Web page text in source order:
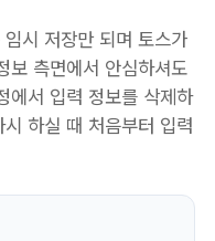
시 저장만 되며 토스가
보 측면에서 안심하셔도
에서 입력 정보를 삭제하
하실 때 처음부터 입력